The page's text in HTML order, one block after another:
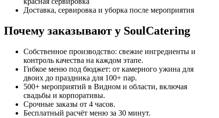
Доставка, сервировка и уборка после мероприятия
Почему заказывают у SoulCatering
Собственное производство: свежие ингредиенты и
контроль качества на каждом этапе.
Гибкое меню под бюджет: от камерного ужина для
двоих до праздника для 100+ пар.
500+ мероприятий в Видном и области, включая
свадьбы и корпоративы.
Срочные заказы от 4 часов.
Бесплатный расчёт меню за 30 минут.